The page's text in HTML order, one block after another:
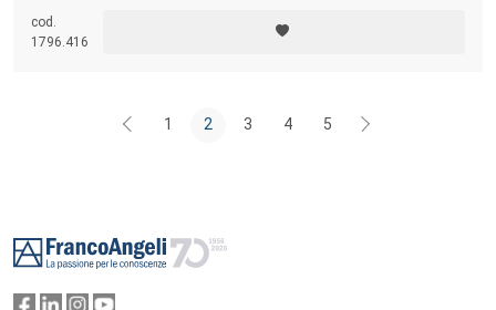
Senza essere un project manager, anche tu potrai eccellere nel
coordinare o gestire progetti che implicano complessità, velocità di
cod.
1796.416
1 2 3 4 5